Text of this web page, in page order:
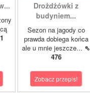
Drożdżówki z
budyniem...
Sezon na jagody co
prawda dobiega końca
ale u mnie jeszcze... ⇖
476
Zobacz przepis!